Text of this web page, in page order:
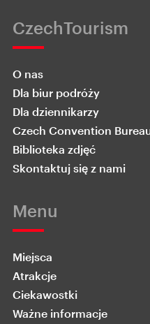
CzechTourism
O nas
Dla biur podróży
Dla dziennikarzy
Czech Convention
Biblioteka zdjęć
Skontaktuj się z nami
Menu
Miejsca
Atrakcje
Ciekawostki
Ważne informacje